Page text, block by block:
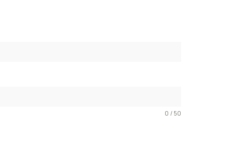
0 / 50